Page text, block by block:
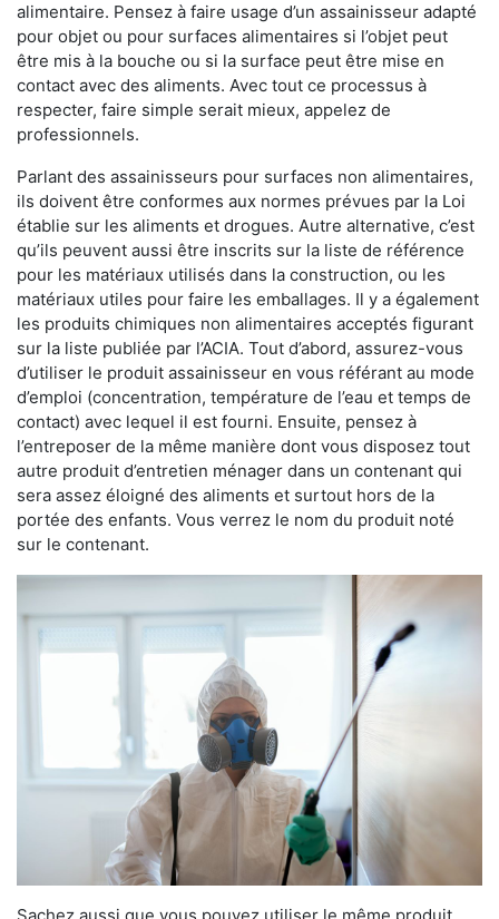
alimentaire. Pensez à faire usage d’un assainisseur adapté
pour objet ou pour surfaces alimentaires si l’objet peut
être mis à la bouche ou si la surface peut être mise en
contact avec des aliments. Avec tout ce processus à
respecter, faire simple serait mieux, appelez de
professionnels.
Parlant des assainisseurs pour surfaces non alimentaires,
ils doivent être conformes aux normes prévues par la Loi
établie sur les aliments et drogues. Autre alternative, c’est
qu’ils peuvent aussi être inscrits sur la liste de référence
pour les matériaux utilisés dans la construction, ou les
matériaux utiles pour faire les emballages. Il y a également
les produits chimiques non alimentaires acceptés figurant
sur la liste publiée par l’ACIA. Tout d’abord, assurez-vous
d’utiliser le produit assainisseur en vous référant au mode
d’emploi (concentration, température de l’eau et temps de
contact) avec lequel il est fourni. Ensuite, pensez à
l’entreposer de la même manière dont vous disposez tout
autre produit d’entretien ménager dans un contenant qui
sera assez éloigné des aliments et surtout hors de la
portée des enfants. Vous verrez le nom du produit noté
sur le contenant.